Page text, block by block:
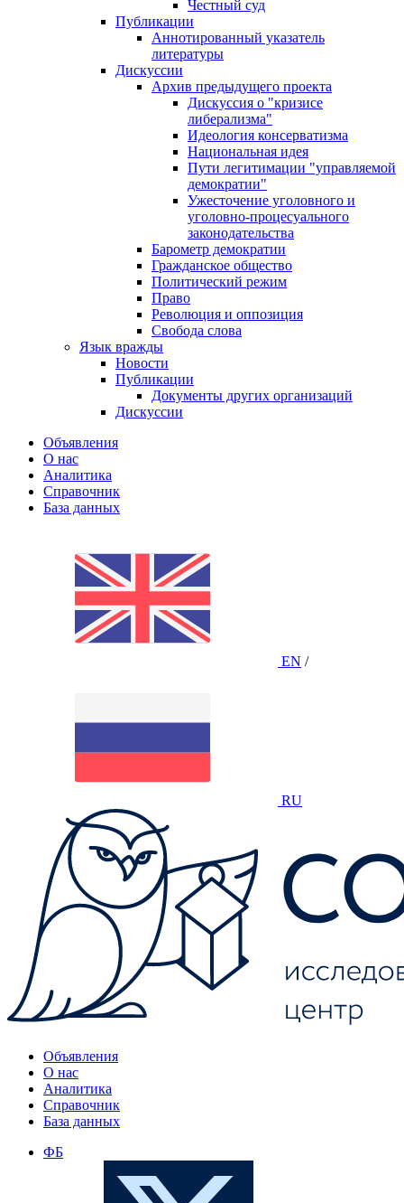
Честный суд
Публикации
Аннотированный указатель
литературы
Дискуссии
Архив предыдущего проекта
Дискуссия о "кризисе
либерализма"
Идеология консерватизма
Национальная идея
Пути легитимации "управляемой
демократии"
Ужесточение уголовного и
уголовно-процесуального
законодательства
Барометр демократии
Гражданское общество
Политический режим
Право
Революция и оппозиция
Свобода слова
Язык вражды
Новости
Публикации
Документы других организаций
Дискуссии
Объявления
О нас
Аналитика
Справочник
База данных
EN /
RU
Объявления
О нас
Аналитика
Справочник
База данных
ФБ